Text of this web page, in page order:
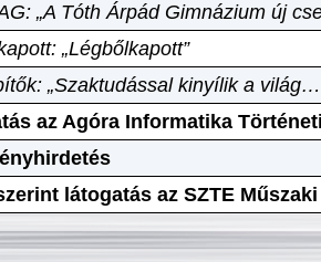
„A Tóth Árpád Gimnázium új
„Légbőlkapott”
„Szaktudással kinyílik a
az Agóra Informatika
látogatás az SZTE